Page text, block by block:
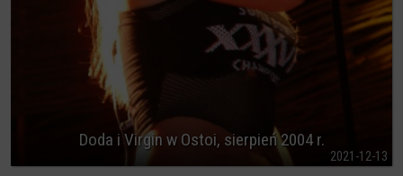
Doda i Virgin w Ostoi, sierpień 2004 r.
2021-12-13